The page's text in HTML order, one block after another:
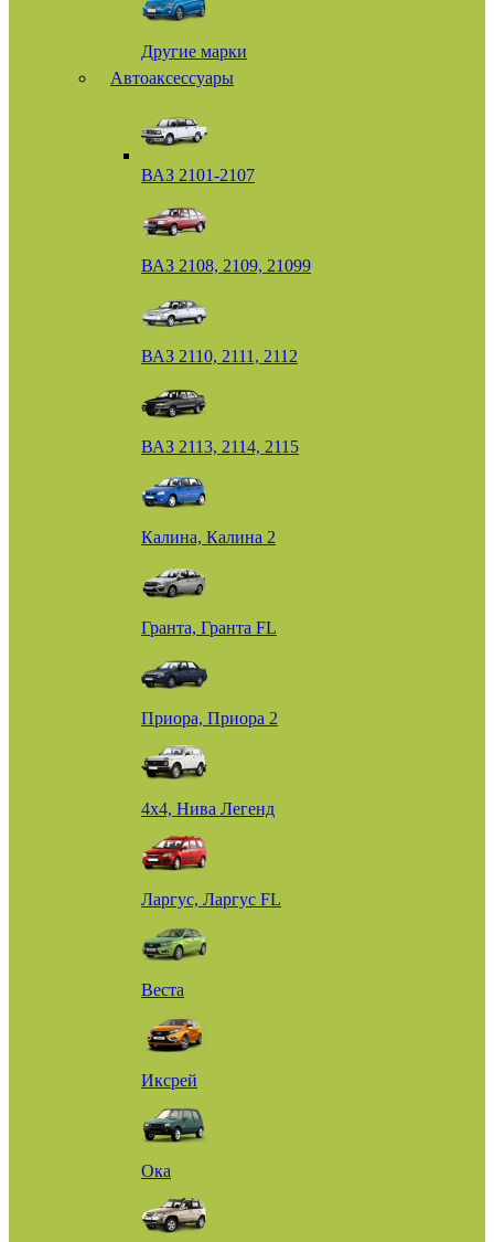
Другие марки
Автоаксессуары
ВАЗ 2101-2107
ВАЗ 2108, 2109, 21099
ВАЗ 2110, 2111, 2112
ВАЗ 2113, 2114, 2115
Калина, Калина 2
Гранта, Гранта FL
Приора, Приора 2
4х4, Нива Легенд
Ларгус, Ларгус FL
Веста
Иксрей
Ока